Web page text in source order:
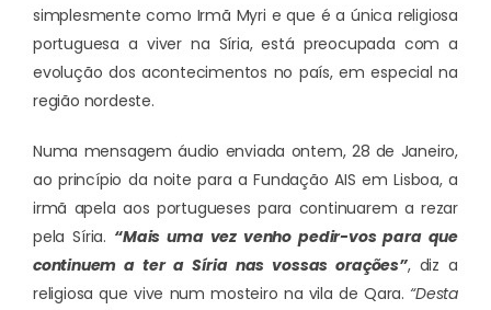
simplesmente como Irmã Myri e que é a única religiosa
portuguesa a viver na Síria, está preocupada com a
evolução dos acontecimentos no país, em especial na
região nordeste.
Numa mensagem áudio enviada ontem, 28 de Janeiro,
ao princípio da noite para a Fundação AIS em Lisboa, a
irmã apela aos portugueses para continuarem a rezar
pela Síria. “Mais uma vez venho pedir-vos para que
continuem a ter a Síria nas vossas orações”, diz a
religiosa que vive num mosteiro na vila de Qara. “Desta